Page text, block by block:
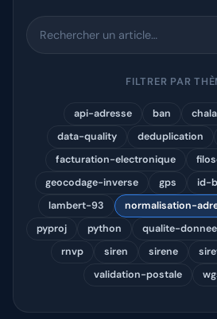
FILTRER PAR
api-adresse ban
data-quality
deduplication
facturation-electronique
geocodage-inverse
gps id-
lambert-93
normalisation-
pyproj
python qualite-
rnvp
siren sirene
validation-postale